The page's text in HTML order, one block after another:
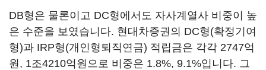
DB형은 물론이고 DC형에서도 자사계열사 비중이 높
은 수준을 보였습니다. 현대차증권의 DC형(확정기여
형)과 IRP형(개인형퇴직연금) 적립금은 각각 2747억
원, 1조4210억원으로 비중은 1.8%, 9.1%입니다. 그